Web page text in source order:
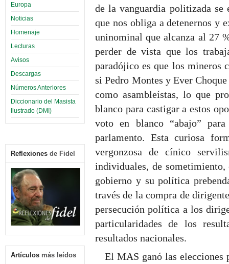
Europa
Noticias
Homenaje
Lecturas
Avisos
Descargas
Números Anteriores
Diccionario del Masista
Ilustrado (DMI)
Reflexiones de Fidel
Artículos más leídos
de la vanguardia politizada
que nos obliga a detenernos y
uninominal que alcanza al 27
perder de vista que los
paradójico es que los mineros
si Pedro Montes y Ever
como asambleístas, lo que
blanco para castigar a estos
voto en blanco “abajo”
parlamento. Esta curiosa
vergonzosa de cínico
individuales, de
gobierno y su política
través de la compra de
persecución política a los
particularidades de los
resultados nacionales.
El MAS ganó las elecciones